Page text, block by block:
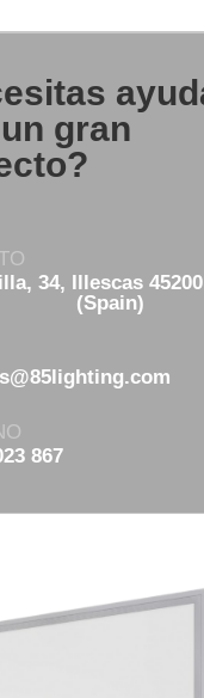
gran
34, Illescas
(Spain)
867